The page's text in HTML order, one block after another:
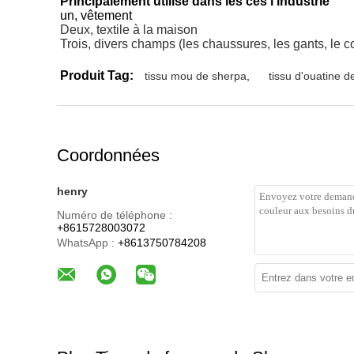
un, vêtement
Deux, textile à la maison
Trois, divers champs (les chaussures, les gants, le
Produit Tag: tissu mou de sherpa tissu d'ouatine
Coordonnées
henry
Numéro de téléphone :
+8615728003072
WhatsApp : +8613750784208